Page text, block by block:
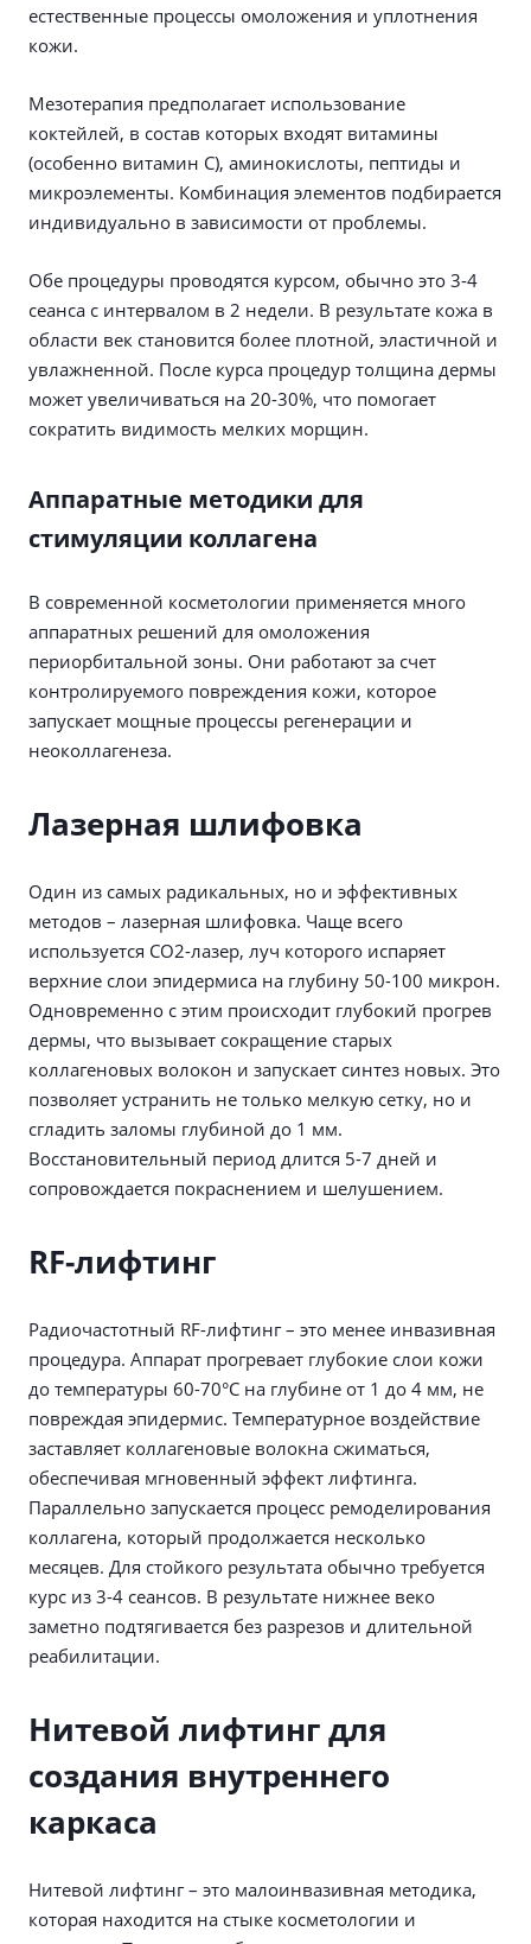
естественные процессы омоложения и уплотнения
кожи.
Мезотерапия предполагает использование
коктейлей, в состав которых входят витамины
(особенно витамин С), аминокислоты, пептиды и
микроэлементы. Комбинация элементов подбирается
индивидуально в зависимости от проблемы.
Обе процедуры проводятся курсом, обычно это 3-4
сеанса с интервалом в 2 недели. В результате кожа в
области век становится более плотной, эластичной и
увлажненной. После курса процедур толщина дермы
может увеличиваться на 20-30%, что помогает
сократить видимость мелких морщин.
Аппаратные методики для
стимуляции коллагена
В современной косметологии применяется много
аппаратных решений для омоложения
периорбитальной зоны. Они работают за счет
контролируемого повреждения кожи, которое
запускает мощные процессы регенерации и
неоколлагенеза.
Лазерная шлифовка
Один из самых радикальных, но и эффективных
методов – лазерная шлифовка. Чаще всего
используется CO2-лазер, луч которого испаряет
верхние слои эпидермиса на глубину 50-100 микрон.
Одновременно с этим происходит глубокий прогрев
дермы, что вызывает сокращение старых
коллагеновых волокон и запускает синтез новых. Это
позволяет устранить не только мелкую сетку, но и
сгладить заломы глубиной до 1 мм.
Восстановительный период длится 5-7 дней и
сопровождается покраснением и шелушением.
RF-лифтинг
Радиочастотный RF-лифтинг – это менее инвазивная
процедура. Аппарат прогревает глубокие слои кожи
до температуры 60-70°C на глубине от 1 до 4 мм, не
повреждая эпидермис. Температурное воздействие
заставляет коллагеновые волокна сжиматься,
обеспечивая мгновенный эффект лифтинга.
Параллельно запускается процесс ремоделирования
коллагена, который продолжается несколько
месяцев. Для стойкого результата обычно требуется
курс из 3-4 сеансов. В результате нижнее веко
заметно подтягивается без разрезов и длительной
реабилитации.
Нитевой лифтинг для
создания внутреннего
каркаса
Нитевой лифтинг – это малоинвазивная методика,
которая находится на стыке косметологии и